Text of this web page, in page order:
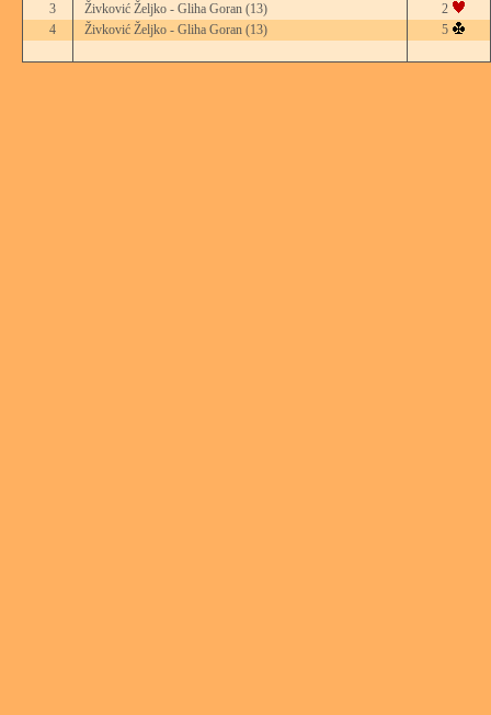
3
Živković Željko - Gliha Goran (13)
2
4
Živković Željko - Gliha Goran (13) 5